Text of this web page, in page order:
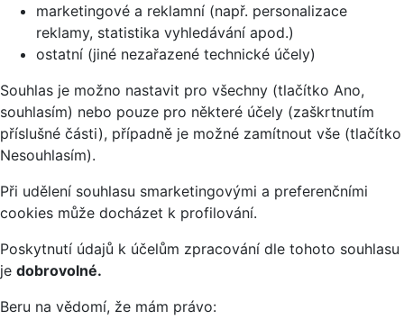
marketingové a reklamní (např. personalizace
reklamy, statistika vyhledávání apod.)
ostatní (jiné nezařazené technické účely)
Souhlas je možno nastavit pro všechny (tlačítko Ano,
souhlasím) nebo pouze pro některé účely (zaškrtnutím
příslušné části), případně je možné zamítnout vše (tlačítko
Nesouhlasím).
Při udělení souhlasu smarketingovými a preferenčními
cookies může docházet k profilování.
Poskytnutí údajů k účelům zpracování dle tohoto souhlasu
je dobrovolné.
Beru na vědomí, že mám právo: